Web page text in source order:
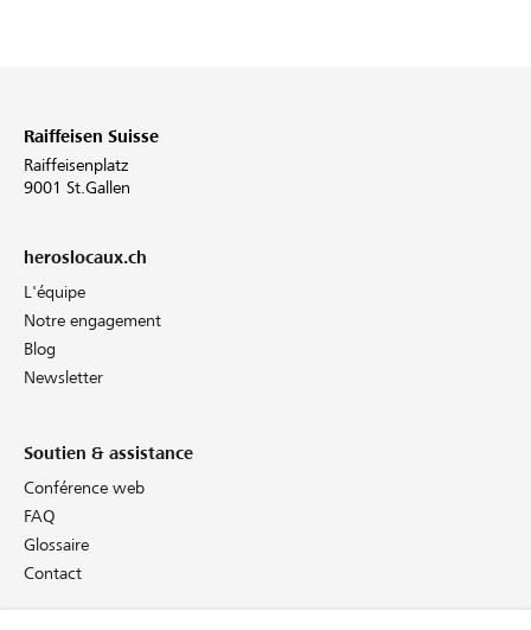
Raiffeisen Suisse
Raiffeisenplatz
9001 St.Gallen
heroslocaux.ch
L'équipe
Notre engagement
Blog
Newsletter
Soutien & assistance
Conférence web
FAQ
Glossaire
Contact